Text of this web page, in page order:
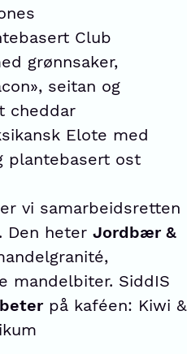
Club
grønnsaker,
seitan og
cheddar
Elote med
plantebasert ost
vi samarbeidsretten
Den heter Jordbær &
mandelbiter. SiddIS
på kaféen: Kiwi &